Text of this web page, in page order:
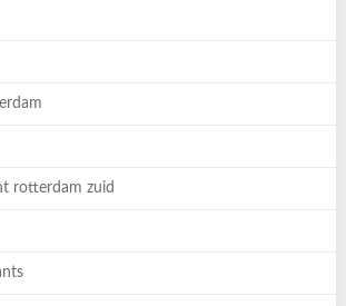
rotterdam zuid